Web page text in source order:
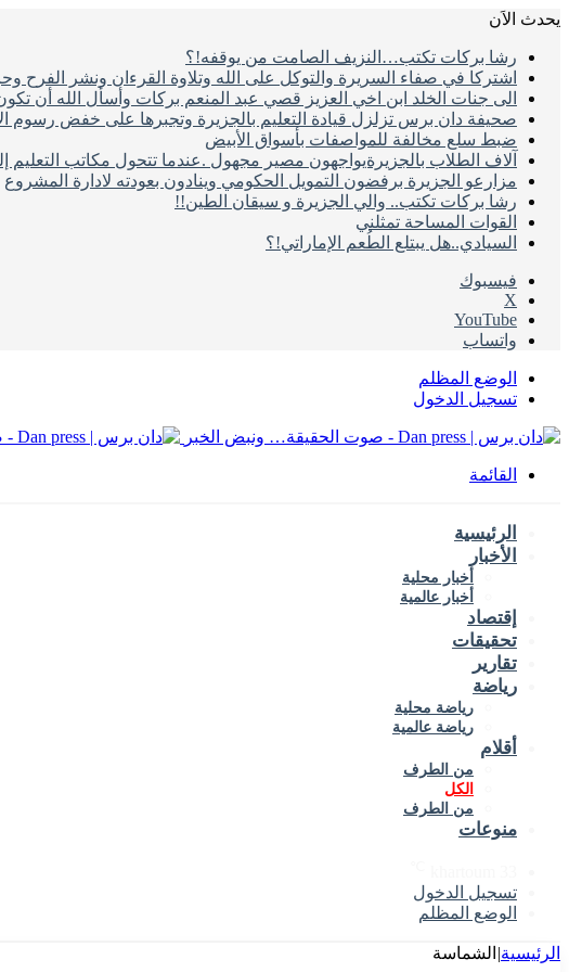
يحدث الاَن
رشا بركات تكتب…النزيف الصامت من يوقفه!؟
اشتركا في صفاء السريرة والتوكل على الله وتلاوة القرءان ونشر
الى جنات الخلد ابن اخي العزيز قصي عبد المنعم بركات وأسأل الله أن
صحيفة دان برس تزلزل قيادة التعليم بالجزيرة وتجبرها على خفض رسوم
ضبط سلع مخالفة للمواصفات بأسواق الأبيض
آلاف الطلاب بالجزيرةيواجهون مصير مجهول .عندما تتحول مكاتب التعليم
مزارعو الجزيرة برفضون التمويل الحكومي وينادون بعودته لادارة المشروع
رشا بركات تكتب.. والي الجزيرة و سيقان الطين!!
القوات المساحة تمثلني
السيادي..هل يبتلع الطُعم الإماراتي!؟
فيسبوك
‫X
‫YouTube
واتساب
الوضع المظلم
تسجيل الدخول
القائمة
الرئيسية
الأخبار
أخبار محلية
أخبار عالمية
إقتصاد
تحقيقات
تقارير
رياضة
رياضة محلية
رياضة عالمية
أقلام
من الطرف
الكل
من الطرف
منوعات
تسجيل الدخول
الوضع المظلم
الرئيسية| الشماسة